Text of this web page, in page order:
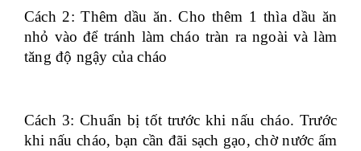
Cách 2: Thêm dầu ăn. Cho thêm 1 thìa dầu ăn
nhỏ vào để tránh làm cháo tràn ra ngoài và làm
tăng độ ngậy của cháo
Cách 3: Chuẩn bị tốt trước khi nấu cháo. Trước
khi nấu cháo, bạn cần đãi sạch gạo, chờ nước ấm